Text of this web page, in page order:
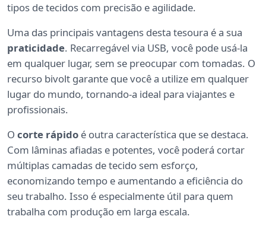
tipos de tecidos com precisão e agilidade.
Uma das principais vantagens desta tesoura é a sua
praticidade. Recarregável via USB, você pode usá-la
em qualquer lugar, sem se preocupar com tomadas. O
recurso bivolt garante que você a utilize em qualquer
lugar do mundo, tornando-a ideal para viajantes e
profissionais.
O corte rápido é outra característica que se destaca.
Com lâminas afiadas e potentes, você poderá cortar
múltiplas camadas de tecido sem esforço,
economizando tempo e aumentando a eficiência do
seu trabalho. Isso é especialmente útil para quem
trabalha com produção em larga escala.